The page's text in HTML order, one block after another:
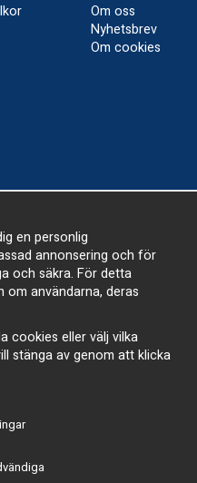
Om oss
Nyhetsbrev
Om cookies
skickas hela
en personlig
annonsering och för
och säkra. För detta
om användarna, deras
cookies eller välj vilka
stänga av genom att klicka